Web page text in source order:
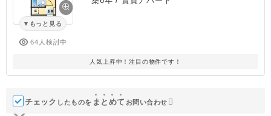
もっと見る
64人検討中
人気上昇中！注目の物件です！
チェック したものを ま と めて お問い合わせ